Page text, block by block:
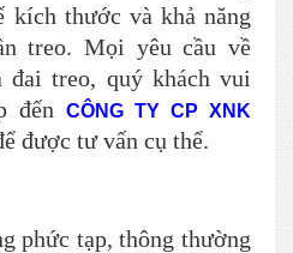
kích thước và khả năng
treo. Mọi yêu cầu về
đai treo, quý khách vui
đến
CÔNG TY CP XNK
được tư vấn cụ thể.
phức tạp, thông thường